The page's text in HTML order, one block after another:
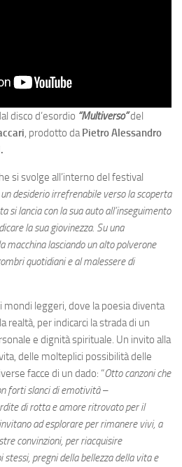
disco d’esordio “Multiverso”del
, prodotto daPietro Alessandro
si svolge all’interno del festival
desiderio irrefrenabile verso la scoperta
si lancia con la sua auto all’inseguimento
la sua giovinezza. Su una
macchina lasciando un alto polverone
quotidiani e al malessere di
mondi leggeri, dove la poesia diventa
realtà, per indicarci la strada di un
e dignità spirituale. Un invito alla
delle molteplici possibilità delle
facce di un dado: “Otto canzoni che
forti slanci di emotività–
di rotta e amore ritrovato per il
ad esplorare per rimanere vivi, a
convinzioni, per riacquisire
stessi, pregni della bellezza della vita e